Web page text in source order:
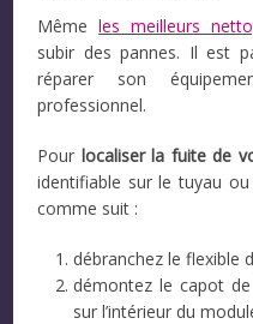
Mêmeles meilleurs
subir des pannes. Il est
réparer son
professionnel.
Pour localiser la fuite de
identifiable sur le tuyau
comme suit :
débranchez le flexible
démontez le capot
sur l’intérieur du